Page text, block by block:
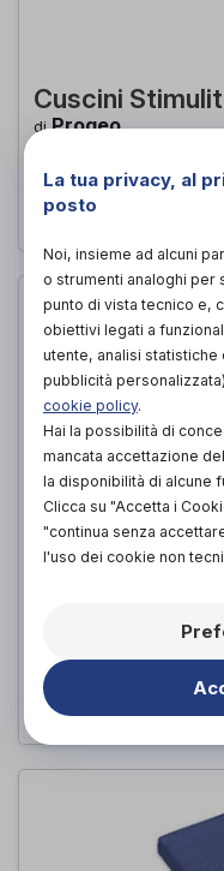
Cuscini
diProgeo
PROVA E
PROVA E
La tua privacy, al
posto
Noi, insieme ad alcuni
o strumenti analoghi per
punto di vista tecnico e,
obiettivi legati a
utente, analisi statistiche
pubblicità
cookie policy.
Hai la possibilità di
mancata accettazione
la disponibilità di alcune
Clicca su "Accetta i
"continua senza
l'uso dei cookie non